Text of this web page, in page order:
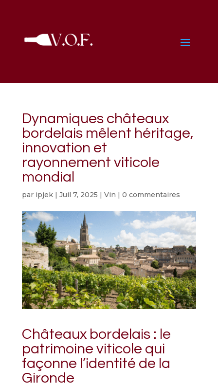
Dynamiques châteaux
bordelais mêlent héritage,
innovation et
rayonnement viticole
mondial
par ipjek| Juil 7, 2025 | Vin | 0 commentaires
Châteaux bordelais : le
patrimoine viticole qui
façonne l’identité de la
Gironde